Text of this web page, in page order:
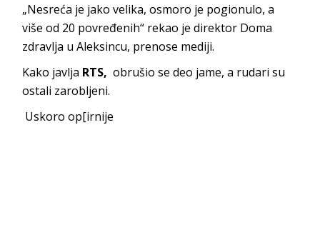
„Nesreća je jako velika, osmoro je pogionulo, a
više od 20 povređenih“ rekao je direktor Doma
zdravlja u Aleksincu, prenose mediji.
Kako javlja RTS,obrušio se deo jame, a rudari su
ostali zarobljeni.
Uskoro op[irnije